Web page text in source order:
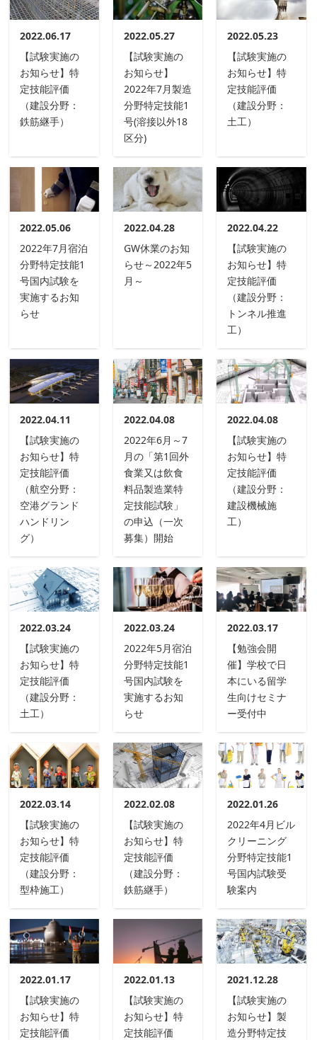
2022.06.17
【試験実施の
お知らせ】特
定技能評価
（建設分野：
鉄筋継手）
2022.05.27
【試験実施の
お知らせ】
2022年7月製造
分野特定技能1
号(溶接以外18
区分)
2022.05.23
【試験実施の
お知らせ】特
定技能評価
（建設分野：
土工）
2022.05.06
2022年7月宿泊
分野特定技能1
号国内試験を
実施するお知
らせ
2022.04.28
GW休業のお知
らせ～2022年5
月～
2022.04.22
【試験実施の
お知らせ】特
定技能評価
（建設分野：
トンネル推進
工）
2022.04.11
【試験実施の
お知らせ】特
定技能評価
（航空分野：
空港グランド
ハンドリン
グ）
2022.04.08
2022年6月～7
月の「第1回外
食業又は飲食
料品製造業特
定技能試験」
の申込（一次
募集）開始
2022.04.08
【試験実施の
お知らせ】特
定技能評価
（建設分野：
建設機械施
工）
2022.03.24
【試験実施の
お知らせ】特
定技能評価
（建設分野：
土工）
2022.03.24
2022年5月宿泊
分野特定技能1
号国内試験を
実施するお知
らせ
2022.03.17
【勉強会開
催】学校で日
本にいる留学
生向けセミナ
ー受付中
2022.03.14
【試験実施の
お知らせ】特
定技能評価
（建設分野：
型枠施工）
2022.02.08
【試験実施の
お知らせ】特
定技能評価
（建設分野：
鉄筋継手）
2022.01.26
2022年4月ビル
クリーニング
分野特定技能1
号国内試験受
験案内
2022.01.17
【試験実施の
お知らせ】特
定技能評価
2022.01.13
【試験実施の
お知らせ】特
定技能評価
2021.12.28
【試験実施の
お知らせ】製
造分野特定技